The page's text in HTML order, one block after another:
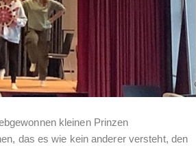
kleinen Prinzen
das es wie kein anderer versteht, den